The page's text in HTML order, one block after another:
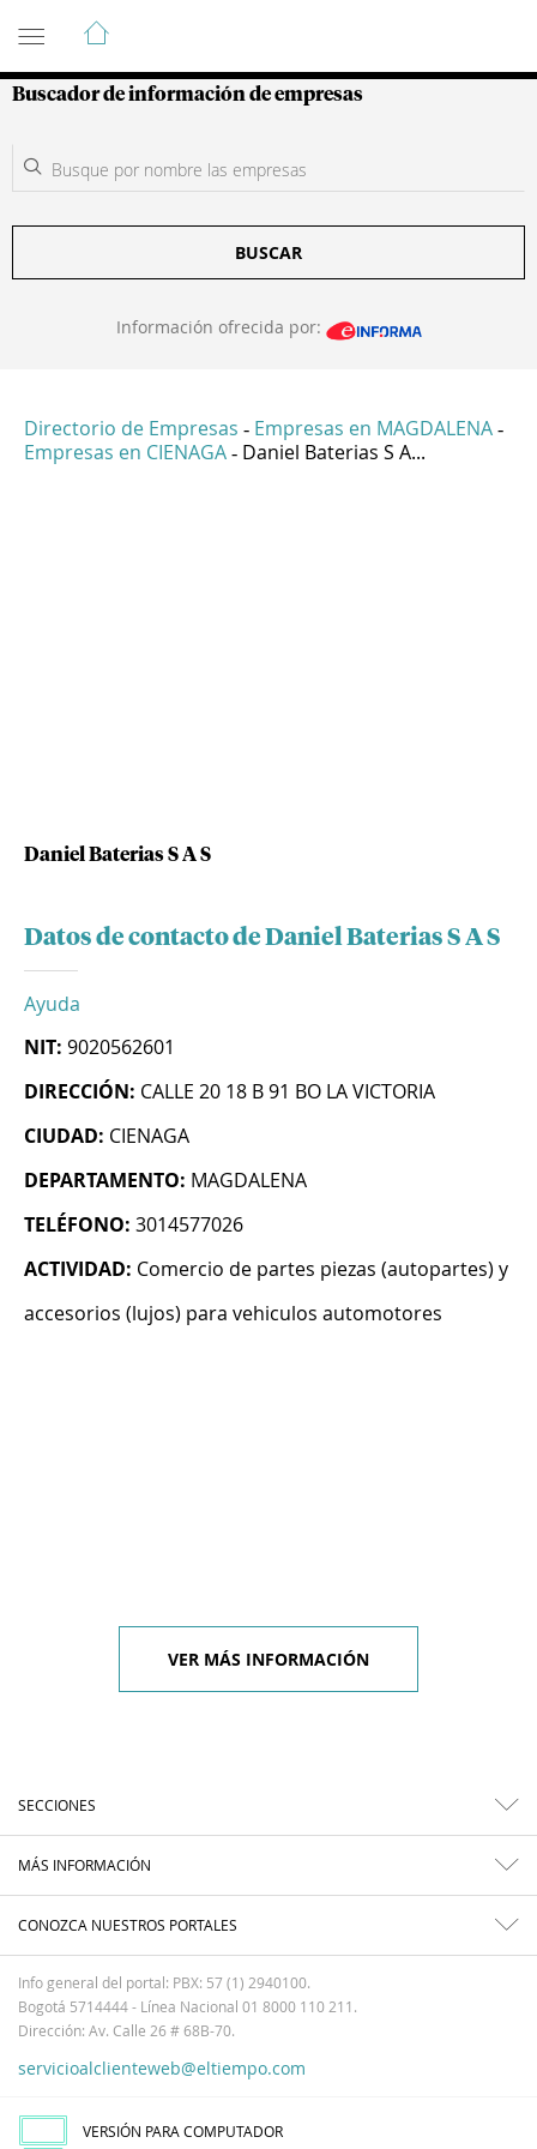
Guía de Empresas Colombianas
Buscador de información de empresas
BUSCAR
Información ofrecida por:
Directorio de Empresas - Empresas en MAGDALENA -
Empresas en CIENAGA - Daniel Baterias S A...
Daniel Baterias S A S
Datos de contacto de Daniel Baterias S A S
Ayuda
NIT: 9020562601
DIRECCIÓN: CALLE 20 18 B 91 BO LA VICTORIA
CIUDAD: CIENAGA
DEPARTAMENTO: MAGDALENA
TELÉFONO: 3014577026
ACTIVIDAD: Comercio de partes piezas (autopartes) y
accesorios (lujos) para vehiculos automotores
VER MÁS INFORMACIÓN
SECCIONES
MÁS INFORMACIÓN
CONOZCA NUESTROS PORTALES
Info general del portal: PBX: 57 (1) 2940100.
Bogotá 5714444 - Línea Nacional 01 8000 110 211.
Dirección: Av. Calle 26 # 68B-70.
servicioalclienteweb@eltiempo.com
VERSIÓN PARA COMPUTADOR